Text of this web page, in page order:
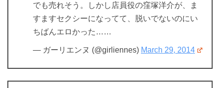
でも売れそう。しかし店員役の窪塚洋介が、ま
すますセクシーになってて、脱いでないのにい
ちばんエロかった……
— ガーリエンヌ (@girliennes) March 29, 2014